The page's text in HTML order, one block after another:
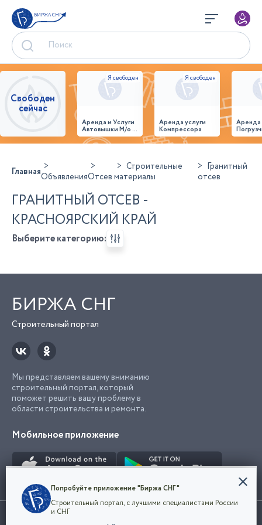
БИРЖА СНГ
Свободен
сейчас
Аренда и Услуги
Автовышки М/о г.
Домодедово
26,28,32 место
Аренда услуги
Компрессора
ГлавнаяОбъявленияОтсев
Строительные
материалы
Гранитный
отсев
ГРАНИТНЫЙ ОТСЕВ -
КРАСНОЯРСКИЙ КРАЙ
Выберите категорию:
БИРЖА СНГ
Строительный портал
Мы представляем вашему вниманию
строительный портал, который
поможет решить вашу проблему в
области строительства и ремонта.
Мобильное приложение
Использование сайта, в том числе подача объявлений, означает
Конфиденциальность
Мы используем файлы cookie, чтобы сделать
наш сайт удобным для каждого
Попробуйте приложение "Биржа СНГ"
Строительный портал, с лучшими специалистами России
и СНГ